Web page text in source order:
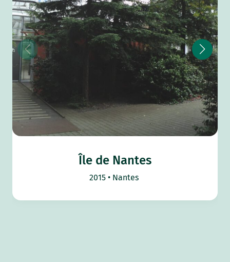
Île de Nantes
2015 Nantes